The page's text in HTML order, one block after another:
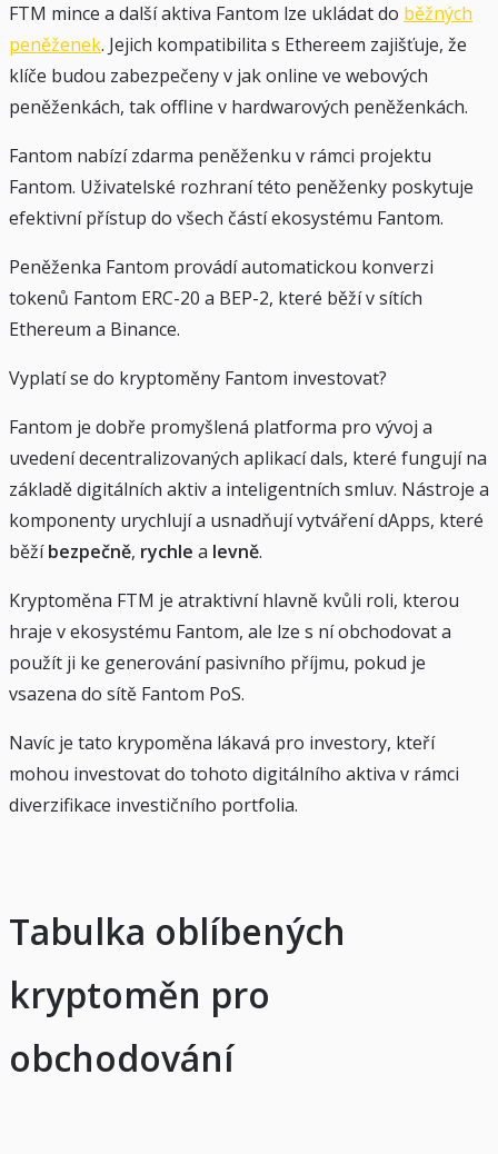
FTM mince a další aktiva Fantom lze ukládat do běžných
peněženek. Jejich kompatibilita s Ethereem zajišťuje, že
klíče budou zabezpečeny v jak online ve webových
peněženkách, tak offline v hardwarových peněženkách.
Fantom nabízí zdarma peněženku v rámci projektu
Fantom. Uživatelské rozhraní této peněženky poskytuje
efektivní přístup do všech částí ekosystému Fantom.
Peněženka Fantom provádí automatickou konverzi
tokenů Fantom ERC-20 a BEP-2, které běží v sítích
Ethereum a Binance.
Vyplatí se do kryptoměny Fantom investovat?
Fantom je dobře promyšlená platforma pro vývoj a
uvedení decentralizovaných aplikací dals, které fungují na
základě digitálních aktiv a inteligentních smluv. Nástroje a
komponenty urychlují a usnadňují vytváření dApps, které
běžíbezpečně, rychle a levně.
Kryptoměna FTM je atraktivní hlavně kvůli roli, kterou
hraje v ekosystému Fantom, ale lze s ní obchodovat a
použít ji ke generování pasivního příjmu, pokud je
vsazena do sítě Fantom PoS.
Navíc je tato krypoměna lákavá pro investory, kteří
mohou investovat do tohoto digitálního aktiva v rámci
diverzifikace investičního portfolia.
Tabulka oblíbených
kryptoměn pro
obchodování